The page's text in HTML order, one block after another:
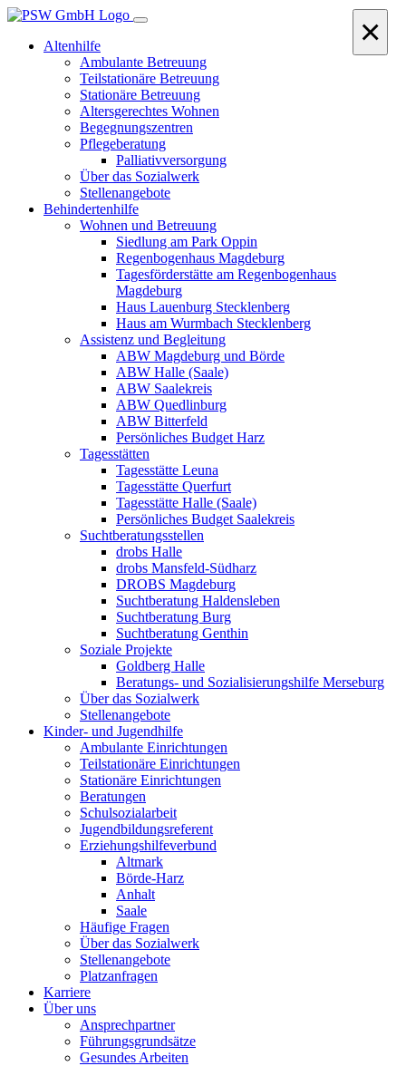
Altenhilfe
Ambulante Betreuung
Teilstationäre Betreuung
Stationäre Betreuung
Altersgerechtes Wohnen
Begegnungszentren
Pflegeberatung
Palliativversorgung
Über das Sozialwerk
Stellenangebote
Behindertenhilfe
Wohnen und Betreuung
Siedlung am Park Oppin
Regenbogenhaus Magdeburg
Tagesförderstätte am Regenbogenhaus
Magdeburg
Haus Lauenburg Stecklenberg
Haus am Wurmbach Stecklenberg
Assistenz und Begleitung
ABW Magdeburg und Börde
ABW Halle (Saale)
ABW Saalekreis
ABW Quedlinburg
ABW Bitterfeld
Persönliches Budget Harz
Tagesstätten
Tagesstätte Leuna
Tagesstätte Querfurt
Tagesstätte Halle (Saale)
Persönliches Budget Saalekreis
Suchtberatungsstellen
drobs Halle
drobs Mansfeld-Südharz
DROBS Magdeburg
Suchtberatung Haldensleben
Suchtberatung Burg
Suchtberatung Genthin
Soziale Projekte
Goldberg Halle
Beratungs- und Sozialisierungshilfe Merseburg
Über das Sozialwerk
Stellenangebote
Kinder- und Jugendhilfe
Ambulante Einrichtungen
Teilstationäre Einrichtungen
Stationäre Einrichtungen
Beratungen
Schulsozialarbeit
Jugendbildungsreferent
Erziehungshilfeverbund
Altmark
Börde-Harz
Anhalt
Saale
Häufige Fragen
Über das Sozialwerk
Stellenangebote
Platzanfragen
Karriere
Über uns
Ansprechpartner
Führungsgrundsätze
Gesundes Arbeiten
×